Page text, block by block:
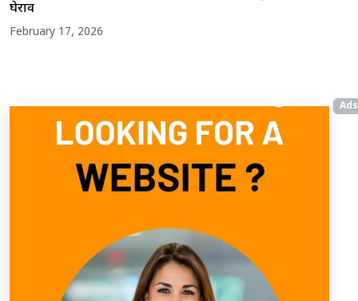
घेराव
February 17, 2026
Ads